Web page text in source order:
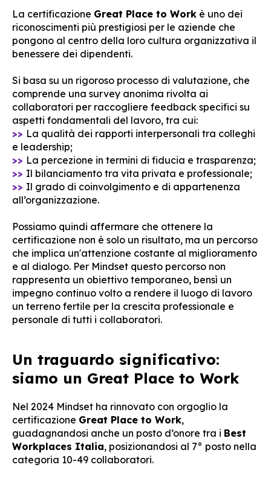
La certificazione Great Place to Work è uno dei
riconoscimenti più prestigiosi per le aziende che
pongono al centro della loro cultura organizzativa il
benessere dei dipendenti.
Si basa su un rigoroso processo di valutazione, che
comprende una survey anonima rivolta ai
collaboratori per raccogliere feedback specifici su
aspetti fondamentali del lavoro, tra cui:
>> La qualità dei rapporti interpersonali tra colleghi
e leadership;
>> La percezione in termini di fiducia e trasparenza;
>> Il bilanciamento tra vita privata e professionale;
>> Il grado di coinvolgimento e di appartenenza
all’organizzazione.
Possiamo quindi affermare che ottenere la
certificazione non è solo un risultato, ma un percorso
che implica un'attenzione costante al miglioramento
e al dialogo. Per Mindset questo percorso non
rappresenta un obiettivo temporaneo, bensì un
impegno continuo volto a rendere il luogo di lavoro
un terreno fertile per la crescita professionale e
personale di tutti i collaboratori.
Un traguardo significativo:
siamo un Great Place to Work
Nel 2024 Mindset ha rinnovato con orgoglio la
certificazione Great Place to Work,
guadagnandosi anche un posto d’onore tra i Best
Workplaces Italia, posizionandosi al 7° posto nella
categoria 10-49 collaboratori.